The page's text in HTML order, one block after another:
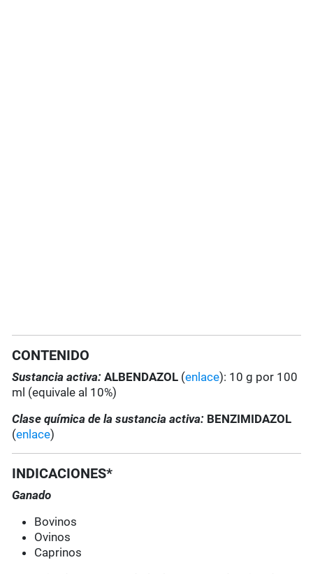
CONTENIDO
Sustancia activa: ALBENDAZOL (enlace): 10 g por 100
ml (equivale al 10%)
Clase química de la sustancia activa: BENZIMIDAZOL
(enlace)
INDICACIONES*
Ganado
Bovinos
Ovinos
Caprinos